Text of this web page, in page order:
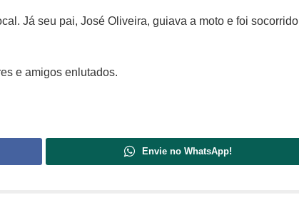
Já seu pai, José Oliveira, guiava a moto e foi socorrido
e amigos enlutados.
Envie no WhatsApp!